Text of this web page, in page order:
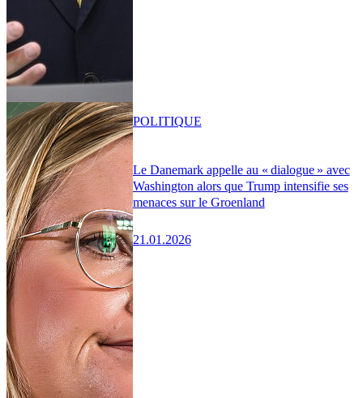
Le Danemark appelle au « dialogue » avec
Washington alors que Trump intensifie ses
menaces sur le Groenland
21.01.2026
POLITIQUE